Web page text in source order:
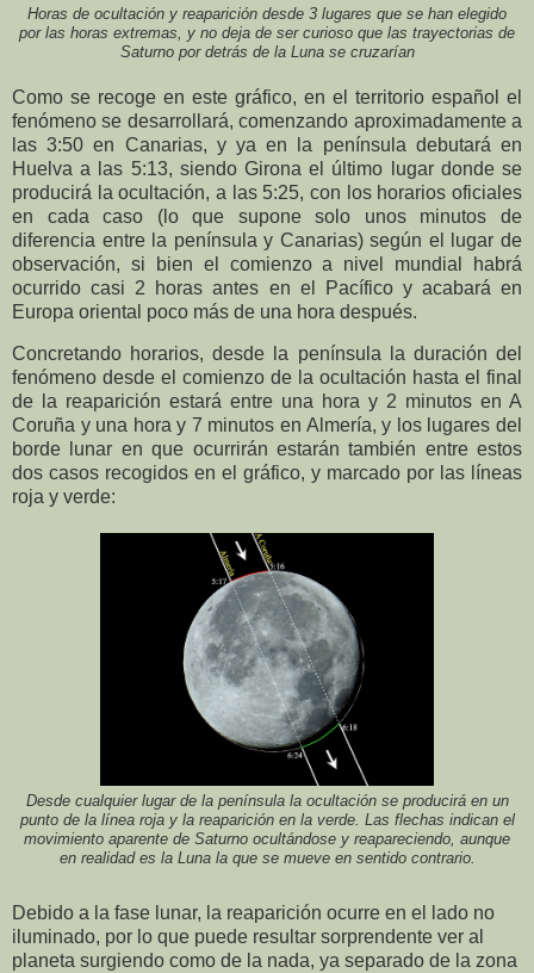
Horas de ocultación y reaparición desde 3 lugares que se han elegido
por las horas extremas, y no deja de ser curioso que las trayectorias de
Saturno por detrás de la Luna se cruzarían
Como se recoge en este gráfico, en el territorio español el
fenómeno se desarrollará, comenzando aproximadamente a
las 3:50 en Canarias, y ya en la península debutará en
Huelva a las 5:13, siendo Girona el último lugar donde se
producirá la ocultación, a las 5:25, con los horarios oficiales
en cada caso (lo que supone solo unos minutos de
diferencia entre la península y Canarias) según el lugar de
observación, si bien el comienzo a nivel mundial habrá
ocurrido casi 2 horas antes en el Pacífico y acabará en
Europa oriental poco más de una hora después.
Concretando horarios, desde la península la duración del
fenómeno desde el comienzo de la ocultación hasta el final
de la reaparición estará entre una hora y 2 minutos en A
Coruña y una hora y 7 minutos en Almería, y los lugares del
borde lunar en que ocurrirán estarán también entre estos
dos casos recogidos en el gráfico, y marcado por las líneas
roja y verde:
Desde cualquier lugar de la península la ocultación se producirá en un
punto de la línea roja y la reaparición en la verde. Las flechas indican el
movimiento aparente de Saturno ocultándose y reapareciendo, aunque
en realidad es la Luna la que se mueve en sentido contrario.
Debido a la fase lunar, la reaparición ocurre en el lado no
iluminado, por lo que puede resultar sorprendente ver al
planeta surgiendo como de la nada, ya separado de la zona